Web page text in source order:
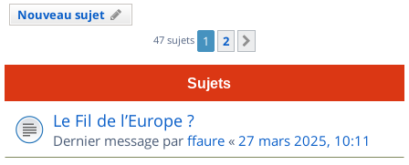
Nouveau sujet
47 sujets 1 2
Sujets
Le Fil de l’Europe ?
Dernier message par ffaure « 27 mars 2025, 10:11